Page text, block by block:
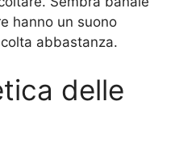
hanno un suono
abbastanza.
delle